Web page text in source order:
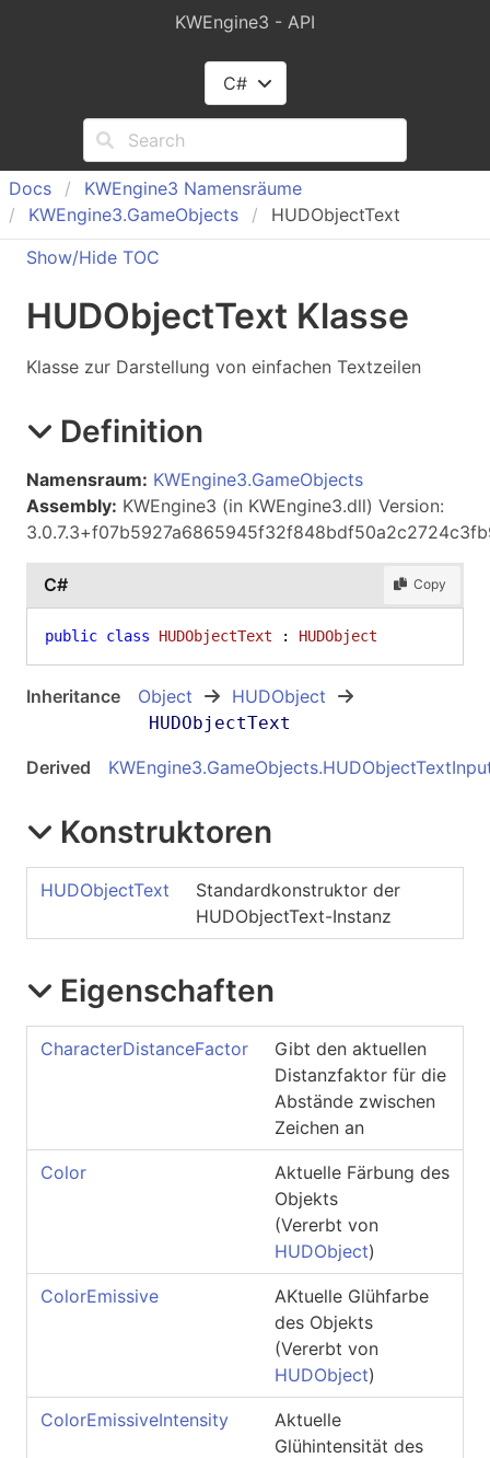
KWEngine3 - API
C#
Docs KWEngine3 Namensräume
KWEngine3.GameObjects
HUDObjectText
Show/Hide TOC
HUDObjectText Klasse
Klasse zur Darstellung von einfachen Textzeilen
Definition
Namensraum: KWEngine3.GameObjects
Assembly: KWEngine3 (in KWEngine3.dll) Version:
C# Copy
public class HUDObjectText : HUDObject
Inheritance Object HUDObject
HUDObjectText
Derived KWEngine3.GameObjects.
Konstruktoren
HUDObjectText
Standardkonstruktor der
HUDObjectText-Instanz
Eigenschaften
CharacterDistanceFactor
Gibt den aktuellen
Distanzfaktor für die
Abstände zwischen
Zeichen an
Color
Aktuelle Färbung des
Objekts
(Vererbt von
HUDObject)
ColorEmissive
AKtuelle Glühfarbe
des Objekts
(Vererbt von
HUDObject)
ColorEmissiveIntensity
Aktuelle
Glühintensität des